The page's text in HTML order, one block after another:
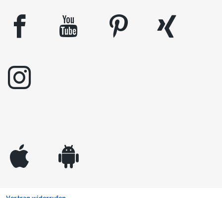
facebook youtube pinterest
xing
instagram
appleinc android